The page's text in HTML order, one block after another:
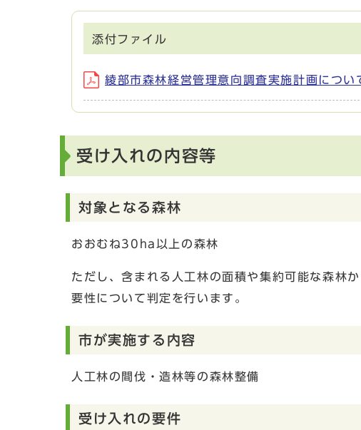
添付ファイル
綾部市森林経営管理意向調査実施計画につ
受け入れの内容等
対象となる森林
おおむね30ha以上の森林
ただし、含まれる人工林の面積や集約可能な森林
要性について判定を行います。
市が実施する内容
人工林の間伐・造林等の森林整備
受け入れの要件